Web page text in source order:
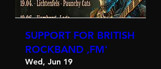
SUPPORT FOR BRITISH
ROCKBAND ‚FM'
Wed, Jun 19